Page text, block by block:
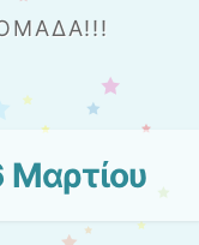
Μαρτίου